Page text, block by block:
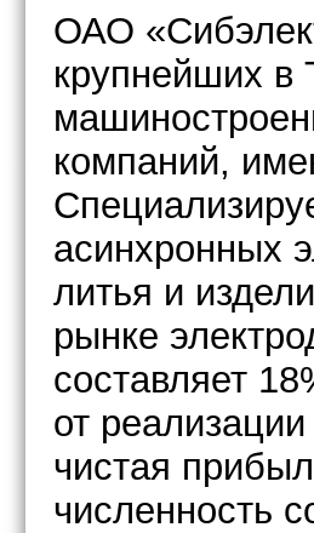
ОАО
крупнейших в
компаний,
асинхронных
литья и
рынке
составляет
от
чистая
численность